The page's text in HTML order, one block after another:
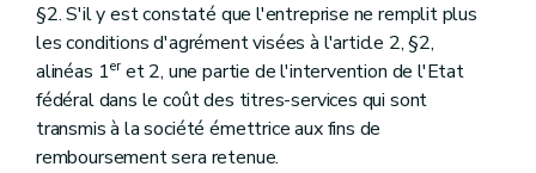
§2. S'il y est constaté que l'entreprise ne remplit plus
les conditions d'agrément visées à l'article 2, §2,
alinéas 1eret 2, une partie de l'intervention de l'Etat
fédéral dans le coût des titres-services qui sont
transmis à la société émettrice aux fins de
remboursement sera retenue.